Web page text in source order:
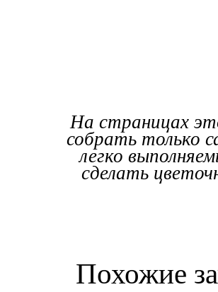
На страницах
собрать только
легко
сделать
Похожие